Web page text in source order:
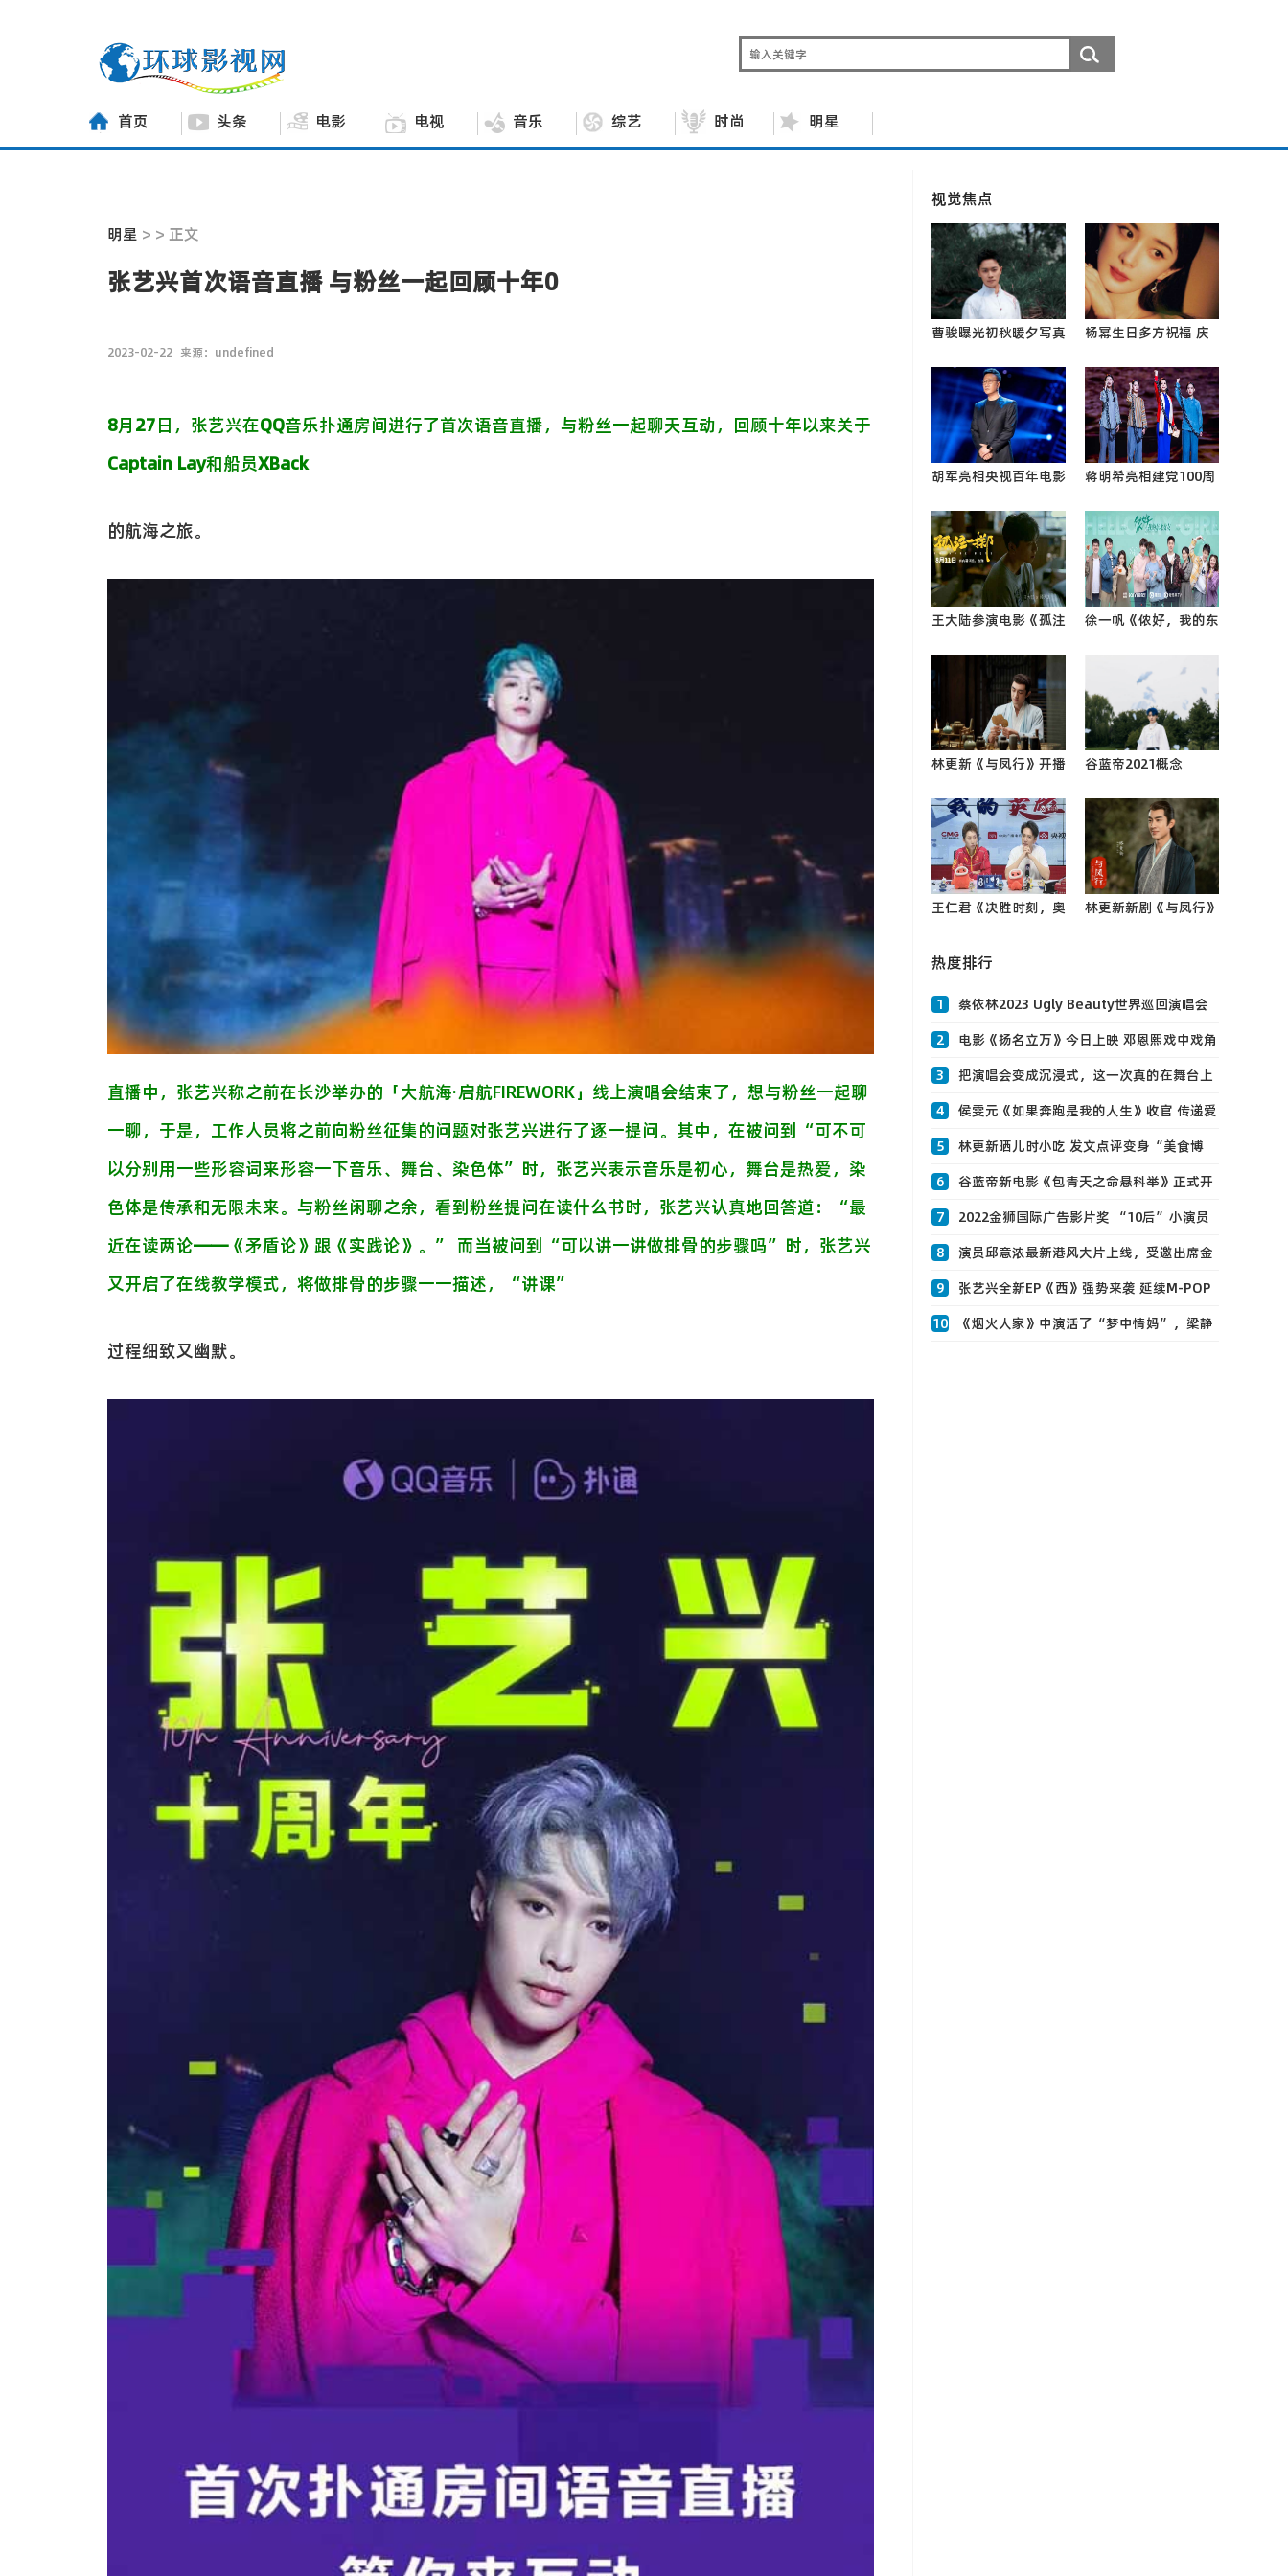
首页 头条 电影 电视 音乐 综艺 时尚 明星
明星 > > 正文
张艺兴首次语音直播 与粉丝一起回顾十年0
2023-02-22 来源：undefined
8月 27日，张艺兴在QQ音乐扑通房间进行了首次语音直播，与粉丝一起聊天互动，回顾十年以来关于
Captain Lay和船员XBack
的航海之旅。
直播中， 张艺兴称之前在长沙举办的「大航海·启航FIREWORK」线上演唱会结束了，想与粉丝一起聊
一聊，于是，工作人员将之前向粉丝征集的问题对张艺兴进行了逐一提问。其中，在被问到 “可不可
以分别用一些形容词来形容一下音乐、舞台、染色体” 时，张艺兴表示音乐是初心，舞台是热爱，染
色体是传承和无限未来。与粉丝闲聊之余，看到粉丝提问在读什么书时，张艺兴认真地回答道：
“最
近在读两论——《矛盾论》跟《实践论》。 ” 而当被问到 “可以讲一讲做排骨的步骤吗” 时，张艺兴
又开启了在线教学模式，将做排骨的步骤一一描述，
“讲课”
过程细致又幽默。
视觉焦点
曹骏曝光初秋暖夕写真
气本色0
杨幂生日多方祝福 庆
美中国风
胡军亮相央视百年电影
性成0
蒋明希亮相建党100周
祝福祖0
王大陆参演电影《孤注
自我挑战“亡命赌徒”
徐一帆《侬好，我的东
林更新《与凤行》开播
谷蓝帝2021概念
你这颗尘埃耀0
王仁君《决胜时刻，奥
解锁0
林更新新剧《与凤行》
热度排行
1
蔡依林2023 Ugly Beauty世界巡回演唱会
正式开启 华丽造型搭配顶级舞台打造魔幻大
秀 蔡依林广州探访手心咖啡 最近超爱大熊
猫
2
电影《扬名立万》今日上映 邓恩熙戏中戏角
色夜0
3
把演唱会变成沉浸式，这一次真的在舞台上
“大航海”！张艺兴演唱会旧金山站即将开
唱！0
4
侯雯元《如果奔跑是我的人生》收官 传递爱
的能量
5
林更新晒儿时小吃 发文点评变身“美食博
主”0
6
谷蓝帝新电影《包青天之命悬科举》正式开
机 少0
7
2022金狮国际广告影片奖 “10后”小演员
杨恩又喜提最佳女主0
8
演员邱意浓最新港风大片上线，受邀出席金
像奖，再度携手王晶导演
9
张艺兴全新EP《西》强势来袭 延续M-POP
概念再掀音乐风暴0
10
《烟火人家》中演活了“梦中情妈”，梁静